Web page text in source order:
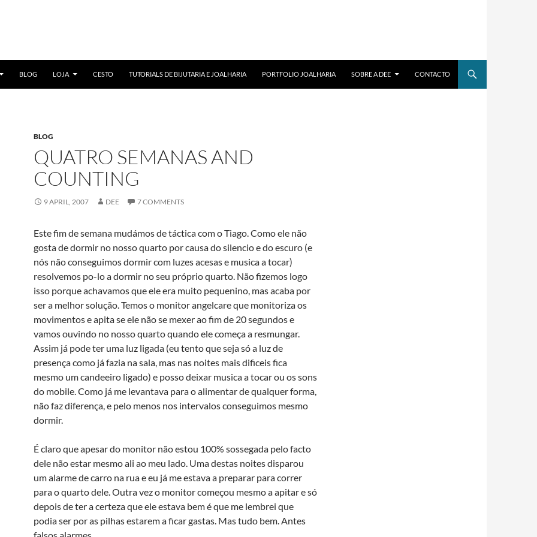
BLOG LOJA CESTO TUTORIALS DE BIJUTARIA E JOALHARIA PORTFOLIO JOALHARIA SOBRE A DEE CONTACTO
BLOG
QUATRO SEMANAS AND
COUNTING
9 APRIL, 2007 DEE 7 COMMENTS
Este fim de semana mudámos de táctica com o Tiago. Como ele não
gosta de dormir no nosso quarto por causa do silencio e do escuro (e
nós não conseguimos dormir com luzes acesas e musica a tocar)
resolvemos po-lo a dormir no seu próprio quarto. Não fizemos logo
isso porque achavamos que ele era muito pequenino, mas acaba por
ser a melhor solução. Temos o monitor angelcare que monitoriza os
movimentos e apita se ele não se mexer ao fim de 20 segundos e
vamos ouvindo no nosso quarto quando ele começa a resmungar.
Assim já pode ter uma luz ligada (eu tento que seja só a luz de
presença como já fazia na sala, mas nas noites mais dificeis fica
mesmo um candeeiro ligado) e posso deixar musica a tocar ou os sons
do mobile. Como já me levantava para o alimentar de qualquer forma,
não faz diferença, e pelo menos nos intervalos conseguimos mesmo
dormir.
É claro que apesar do monitor não estou 100% sossegada pelo facto
dele não estar mesmo ali ao meu lado. Uma destas noites disparou
um alarme de carro na rua e eu já me estava a preparar para correr
para o quarto dele. Outra vez o monitor começou mesmo a apitar e só
depois de ter a certeza que ele estava bem é que me lembrei que
podia ser por as pilhas estarem a ficar gastas. Mas tudo bem. Antes